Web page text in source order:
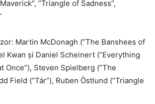
”Triangle of Sadness”,
Martin McDonagh (”The Banshees of
Kwan şi Daniel Scheinert (”Everything
Once”), Steven Spielberg (”The
Field (”Tár”), Ruben Östlund (”Triangle